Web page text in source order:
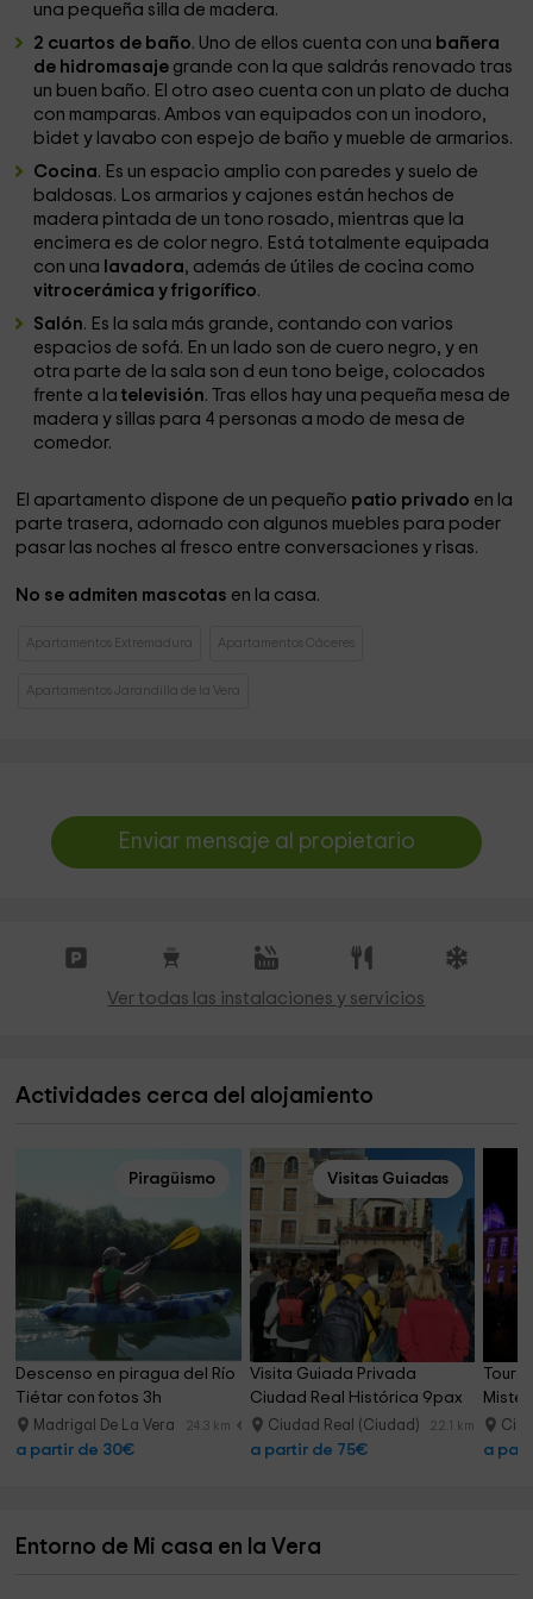
una pequeña silla de madera.
2 cuartos de baño. Uno de ellos cuenta con una bañera
de hidromasaje grande con la que saldrás renovado tras
un buen baño. El otro aseo cuenta con un plato de ducha
con mamparas. Ambos van equipados con un inodoro,
bidet y lavabo con espejo de baño y mueble de armarios.
Cocina. Es un espacio amplio con paredes y suelo de
baldosas. Los armarios y cajones están hechos de
madera pintada de un tono rosado, mientras que la
encimera es de color negro. Está totalmente equipada
con una lavadora, además de útiles de cocina como
vitrocerámica y frigorífico.
Salón. Es la sala más grande, contando con varios
espacios de sofá. En un lado son de cuero negro, y en
otra parte de la sala son d eun tono beige, colocados
frente a latelevisión. Tras ellos hay una pequeña mesa de
madera y sillas para 4 personas a modo de mesa de
comedor.
El apartamento dispone de un pequeño patio privado en la
parte trasera, adornado con algunos muebles para poder
pasar las noches al fresco entre conversaciones y risas.
No se admiten mascotas en la casa.
Apartamentos Extremadura Apartamentos Cáceres
Apartamentos Jarandilla de la Vera
Enviar mensaje al propietario
Ver todas las instalaciones y servicios
Actividades cerca del alojamiento
Piragüismo
Descenso en piragua del Río
Tiétar con fotos 3h
Madrigal De La Vera 24.3 km
a partir de 30€
Visitas Guiadas
Visita Guiada Privada
Ciudad Real Histórica 9pax
Ciudad Real (Ciudad) 22.1 km
a partir de 75€
Tour
a
Entorno de Mi casa en la Vera